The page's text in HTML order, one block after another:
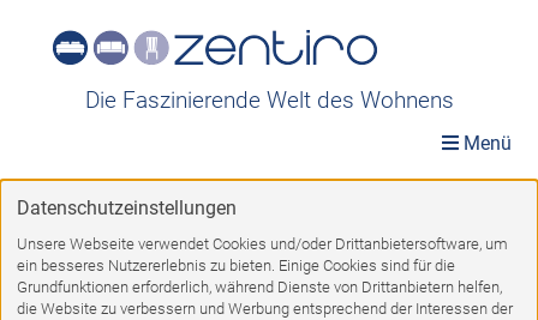
Die Faszinierende Welt des Wohnens
Menü
Tische
Datenschutzeinstellungen
Unsere Webseite verwendet Cookies und/oder Drittanbietersoftware, um
ein besseres Nutzererlebnis zu bieten. Einige Cookies sind für die
Grundfunktionen erforderlich, während Dienste von Drittanbietern helfen,
die Website zu verbessern und Werbung entsprechend der Interessen der